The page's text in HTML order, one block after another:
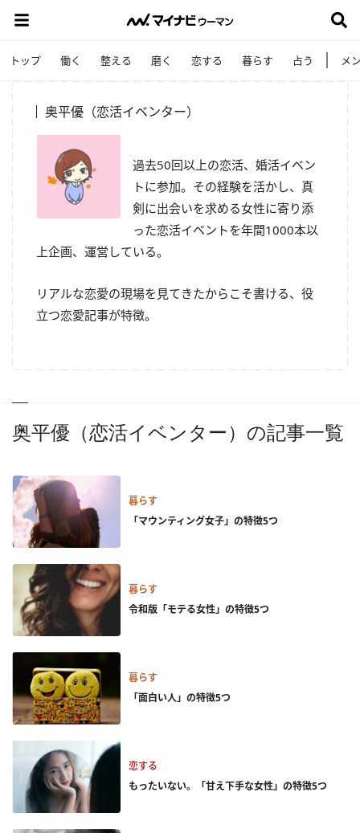
トップ 働く 整える 磨く 恋する 暮らす 占う メ
奥平優（恋活イベンター）
過去50回以上の恋活、婚活イベン
トに参加。その経験を活かし、真
剣に出会いを求める女性に寄り添
った恋活イベントを年間1000本以
上企画、運営している。
リアルな恋愛の現場を見てきたからこそ書ける、役
立つ恋愛記事が特徴。
奥平優（恋活イベンター）の記事一覧
暮らす
「マウンティング女子」の特徴5つ
暮らす
令和版「モテる女性」の特徴5つ
暮らす
「面白い人」の特徴5つ
恋する
もったいない。「甘え下手な女性」の特徴5つ